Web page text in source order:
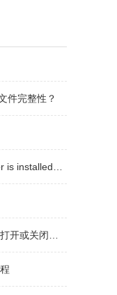
件完整性？
的解决方案
什么区别？